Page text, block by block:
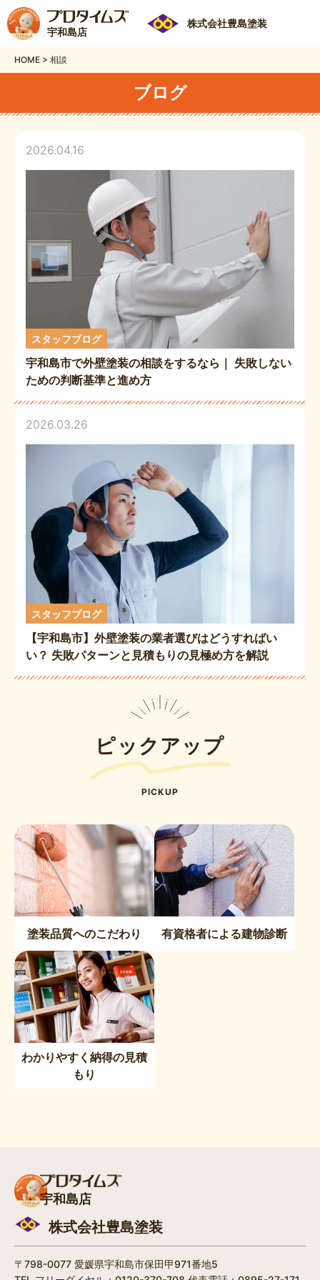
宇和島店
株式会社豊島塗装
HOME > 相談
ブログ
2026.04.16
スタッフブログ
宇和島市で外壁塗装の相談をするなら｜ 失敗しない
ための判断基準と進め方
2026.03.26
スタッフブログ
【宇和島市】外壁塗装の業者選びはどうすればい
い？ 失敗パターンと見積もりの見極め方を解説
ピックアップ
PICKUP
塗装品質へのこだわり 有資格者による建物診断
わかりやすく納得の見積
もり
宇和島店
株式会社豊島塗装
〒798-0077 愛媛県宇和島市保田甲971番地5